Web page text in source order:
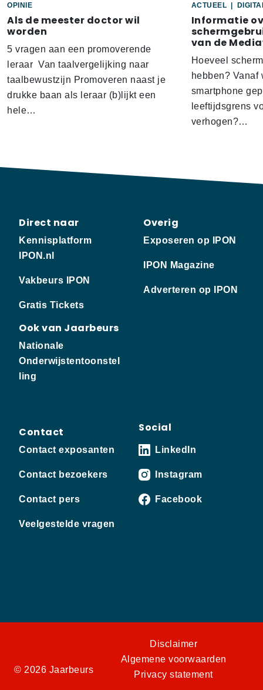
OPINIE
Als de meester doctor wil
worden
5 vragen aan een promoverende
leraar Van taalvergelijking naar
taalbewustzijn Promoveren naast je
drukke baan als leraar (b)lijkt een
hele…
ACTUEEL
Informatie
van de
Hoeveel
hebben?
smartphone
leeftijdsgrens
verhogen?…
Direct naar
Kennisplatform
IPON.nl
Vakbeurs IPON
Gratis Tickets
Ook van Jaarbeurs
Nationale
Onderwijstentoonstel
ling
Overig
Exposeren op IPON
IPON Magazine
Adverteren op IPON
Contact
Contact exposanten
Contact bezoekers
Contact pers
Veelgestelde vragen
Social
LinkedIn
Instagram
Facebook
© 2026 Jaarbeurs
Disclaimer
Algemene voorwaarden
Privacy statement